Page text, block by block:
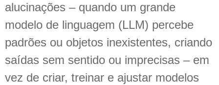
alucinações – quando um grande
modelo de linguagem (LLM) percebe
padrões ou objetos inexistentes, criando
saídas sem sentido ou imprecisas – em
vez de criar, treinar e ajustar modelos